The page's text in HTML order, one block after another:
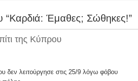
ενέσεις
“Καρδιά: Έμαθες; Σώθηκες!”
της Κύπρου
δεν λειτούργησε στις 25/9 λόγω φόβου